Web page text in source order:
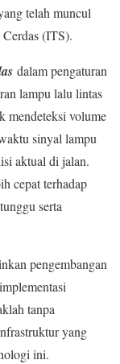
telah muncul
(ITS).
dalam pengaturan
lampu lalu lintas
mendeteksi volume
sinyal lampu
aktual di jalan.
cepat terhadap
serta
pengembangan
tanpa
yang
ini.